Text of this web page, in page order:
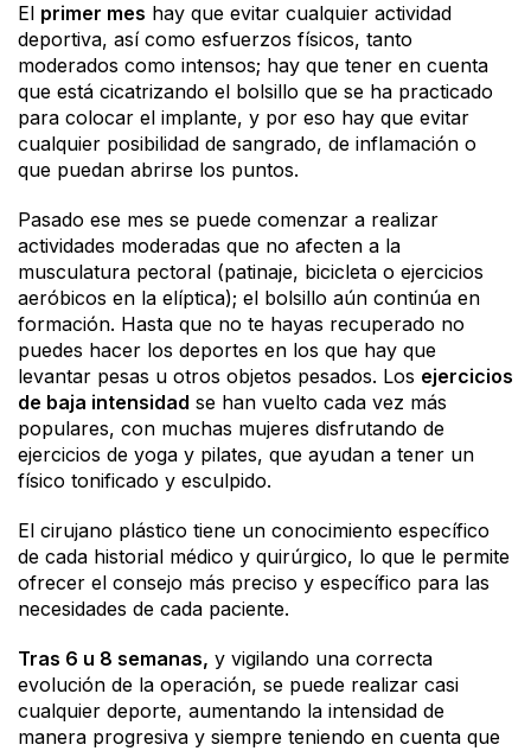
El primer mes hay que evitar cualquier actividad
deportiva, así como esfuerzos físicos, tanto
moderados como intensos; hay que tener en cuenta
que está cicatrizando el bolsillo que se ha practicado
para colocar el implante, y por eso hay que evitar
cualquier posibilidad de sangrado, de inflamación o
que puedan abrirse los puntos.
Pasado ese mes se puede comenzar a realizar
actividades moderadas que no afecten a la
musculatura pectoral (patinaje, bicicleta o ejercicios
aeróbicos en la elíptica); el bolsillo aún continúa en
formación. Hasta que no te hayas recuperado no
puedes hacer los deportes en los que hay que
levantar pesas u otros objetos pesados. Los ejercicios
de baja intensidad se han vuelto cada vez más
populares, con muchas mujeres disfrutando de
ejercicios de yoga y pilates, que ayudan a tener un
físico tonificado y esculpido.
El cirujano plástico tiene un conocimiento específico
de cada historial médico y quirúrgico, lo que le permite
ofrecer el consejo más preciso y específico para las
necesidades de cada paciente.
Tras 6 u 8 semanas, y vigilando una correcta
evolución de la operación, se puede realizar casi
cualquier deporte, aumentando la intensidad de
manera progresiva y siempre teniendo en cuenta que